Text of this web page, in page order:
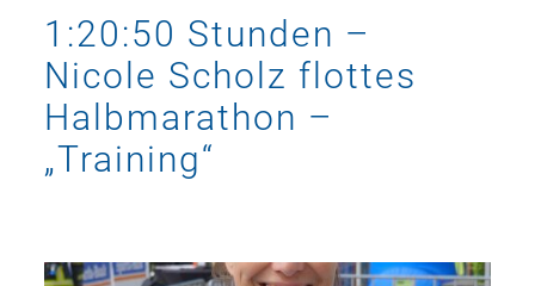
1:20:50 Stunden –
Nicole Scholz flottes
Halbmarathon –
„Training“